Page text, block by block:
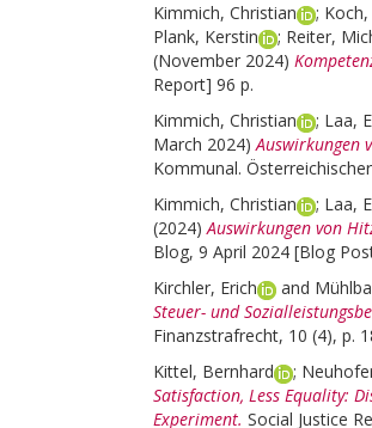
Kimmich, Christian
;
Plank, Kerstin
; Reiter,
(November 2024)
Report] 96 p.
Kimmich, Christian
; Laa,
March 2024)Auswirkungen
Kommunal.
Kimmich, Christian
; Laa,
(2024)Auswirkungen von
Blog, 9 April 2024 [Blog
Kirchler, Erich
and
Steuer- und
Finanzstrafrecht, 10 (4), p.
Kittel, Bernhard
;
Satisfaction, Less Equality:
Experiment. Social Justice